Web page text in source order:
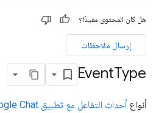
هل كان المحتوى مفيدًا؟
إرسال ملاحظات
EventType
أنواعأحداث التفاعل مع تطبيق Google Chat